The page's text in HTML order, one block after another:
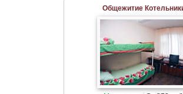
Общежитие